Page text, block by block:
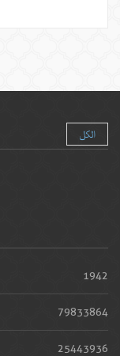
الكل
1942
79833864
25443936